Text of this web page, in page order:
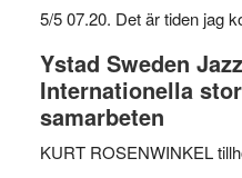
5/5 07.20. Det är tiden jag
Ystad Sweden
Internationella
samarbeten
KURT ROSENWINKEL